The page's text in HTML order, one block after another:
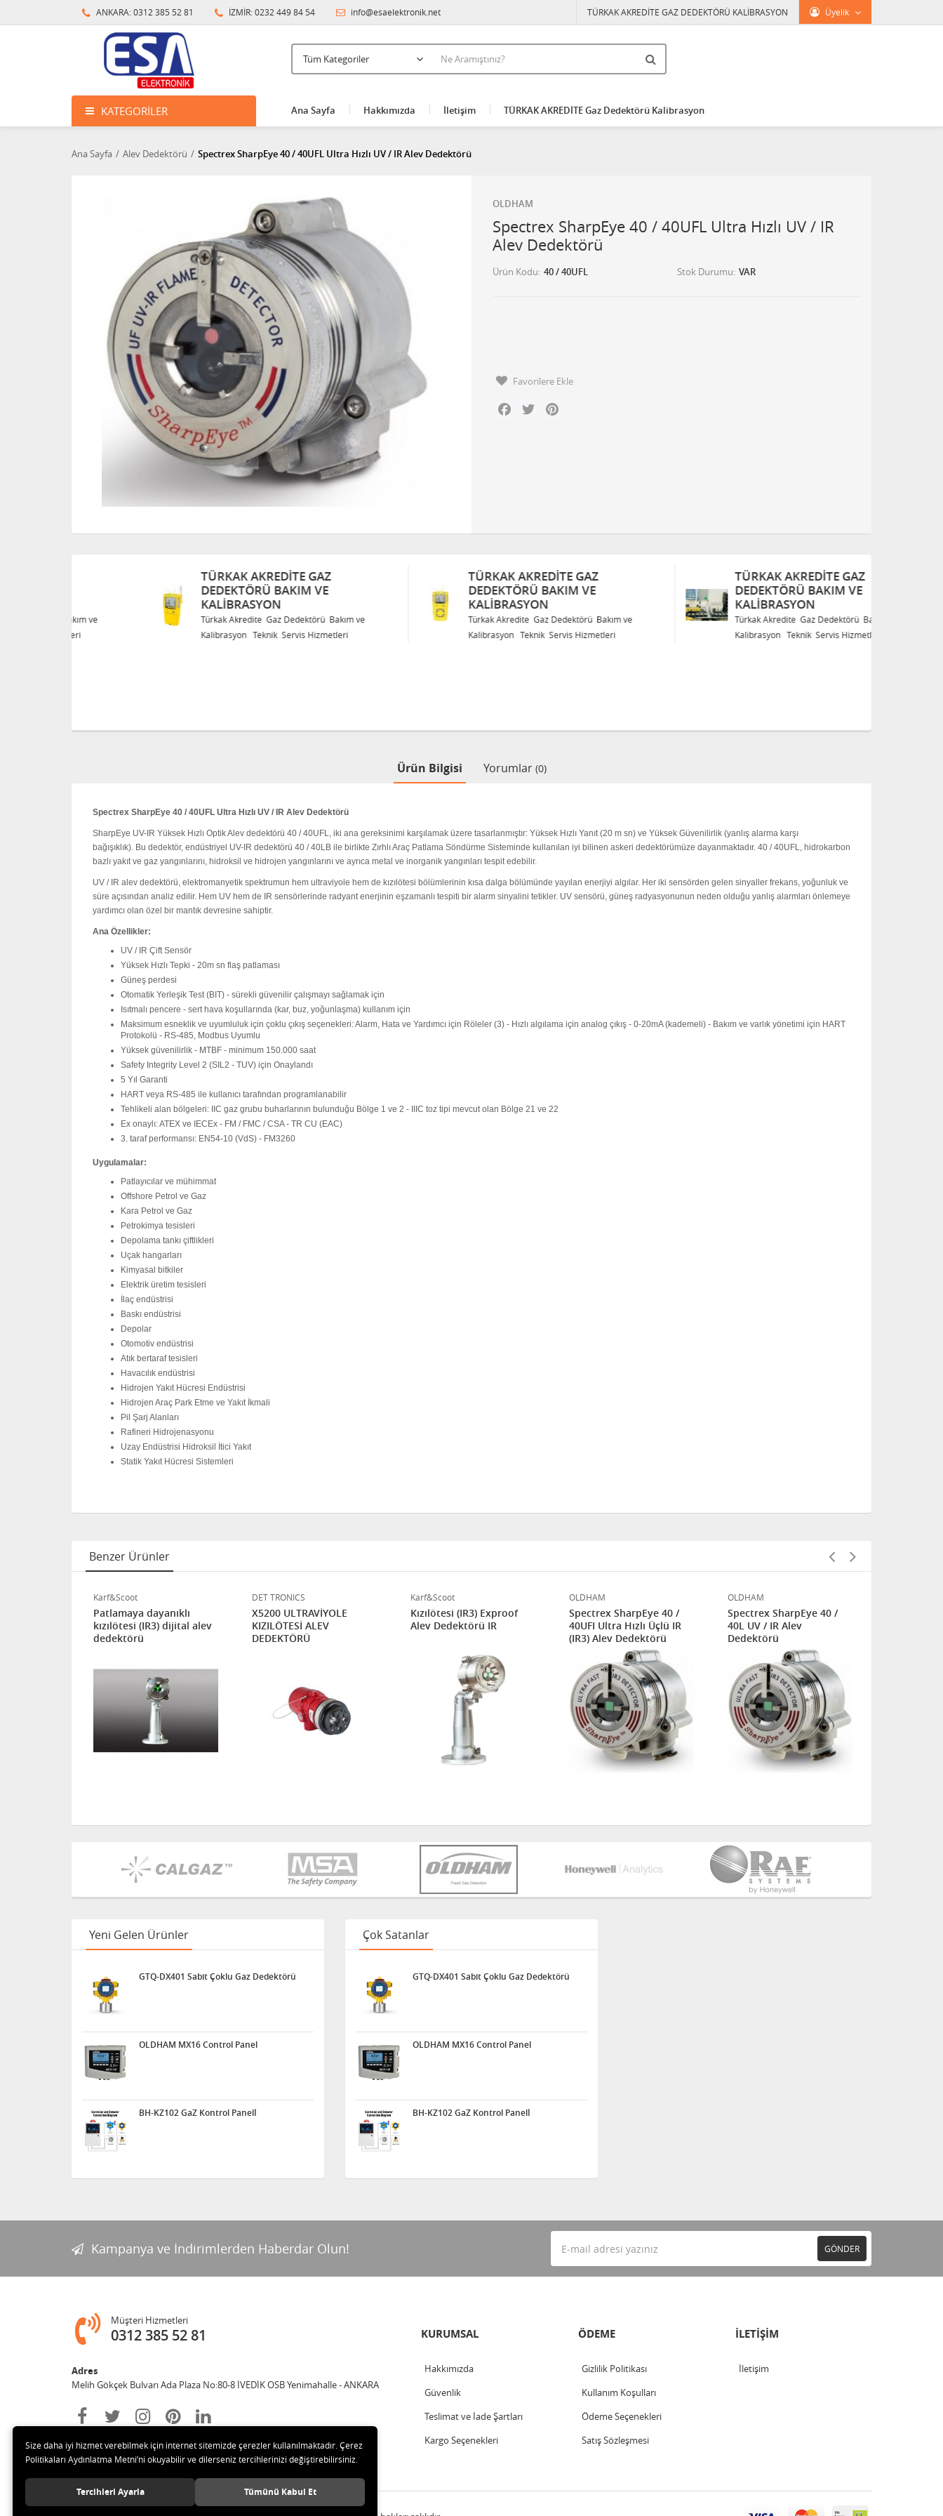
ANKARA: 0312 385 52 81 İZMİR: 0232 449 84 54 info@esaelektronik.net Üyelik
TÜRKAK AKREDİTE GAZ DEDEKTÖRÜ KALİBRASYON
KATEGORILER Ana Sayfa Hakkımızda İletişim TÜRKAK AKREDİTE Gaz Dedektörü Kalibrasyon
Ana Sayfa Alev Dedektörü Spectrex SharpEye 40 / 40UFL Ultra Hızlı UV / IR Alev Dedektörü
OLDHAM
Spectrex SharpEye 40 / 40UFL Ultra Hızlı UV / IR
Alev Dedektörü
Ürün Kodu 40 / 40UFL Stok Durumu VAR
Favorilere Ekle
Facebook
Twitter
TÜRKAK AKREDITE GAZ
DEDEKTÖRÜ BAKIM VE
KALIBRASYON
Türkak Akredite Gaz Dedektörü Bakım ve
Kalibrasyon Teknik Servis Hizmetleri
TÜRKAK AKREDITE GAZ
DEDEKTÖRÜ BAKIM VE
KALIBRASYON
Türkak Akredite Gaz Dedektörü Bakım ve
Kalibrasyon Teknik Servis Hizmetleri
TÜRKAK AKREDITE GAZ
DEDEKTÖRÜ BAKIM VE
KALIBRASYON
Türkak Akredite Gaz Dedektörü Bakım ve
Kalibrasyon Teknik Servis Hizmetleri
Ürün Bilgisi Yorumlar (0)
Spectrex SharpEye 40 / 40UFL Ultra Hızlı UV / IR Alev Dedektörü
SharpEye UV-IR Yüksek Hızlı Optik Alev dedektörü 40 / 40UFL, iki ana gereksinimi karşılamak üzere tasarlanmıştır: Yüksek Hızlı Yanıt (20 m sn) ve Yüksek Güvenilirlik (yanlış alarma karşı
bağışıklık). Bu dedektör, endüstriyel UV-IR dedektörü 40 / 40LB ile birlikte Zırhlı Araç Patlama Söndürme Sisteminde kullanılan iyi bilinen askeri dedektörümüze dayanmaktadır. 40 / 40UFL, hidrokarbon
bazlı yakıt ve gaz yangınlarını, hidroksil ve hidrojen yangınlarını ve ayrıca metal ve inorganik yangınları tespit edebilir.
UV / IR alev dedektörü, elektromanyetik spektrumun hem ultraviyole hem de kızılötesi bölümlerinin kısa dalga bölümünde yayılan enerjiyi algılar. Her iki sensörden gelen sinyaller frekans, yoğunluk ve
süre açısından analiz edilir. Hem UV hem de IR sensörlerinde radyant enerjinin eşzamanlı tespiti bir alarm sinyalini tetikler. UV sensörü, güneş radyasyonunun neden olduğu yanlış alarmları önlemeye
yardımcı olan özel bir mantık devresine sahiptir.
Ana Özellikler:
UV / IR Çift Sensör
Yüksek Hızlı Tepki - 20m sn flaş patlaması
Güneş perdesi
Otomatik Yerleşik Test (BIT) - sürekli güvenilir çalışmayı sağlamak için
Isıtmalı pencere - sert hava koşullarında (kar, buz, yoğunlaşma) kullanım için
Maksimum esneklik ve uyumluluk için çoklu çıkış seçenekleri: Alarm, Hata ve Yardımcı için Röleler (3) - Hızlı algılama için analog çıkış - 0-20mA (kademeli) - Bakım ve varlık yönetimi için HART
Protokolü - RS-485, Modbus Uyumlu
Yüksek güvenilirlik - MTBF - minimum 150.000 saat
Safety Integrity Level 2 (SIL2 - TUV) için Onaylandı
5 Yıl Garanti
HART veya RS-485 ile kullanıcı tarafından programlanabilir
Tehlikeli alan bölgeleri: IIC gaz grubu buharlarının bulunduğu Bölge 1 ve 2 - IIIC toz tipi mevcut olan Bölge 21 ve 22
Ex onaylı: ATEX ve IECEx - FM / FMC / CSA - TR CU (EAC)
3. taraf performansı: EN54-10 (VdS) - FM3260
Uygulamalar:
Patlayıcılar ve mühimmat
Offshore Petrol ve Gaz
Kara Petrol ve Gaz
Petrokimya tesisleri
Depolama tankı çiftlikleri
Uçak hangarları
Kimyasal bitkiler
Elektrik üretim tesisleri
İlaç endüstrisi
Baskı endüstrisi
Depolar
Otomotiv endüstrisi
Atık bertaraf tesisleri
Havacılık endüstrisi
Hidrojen Yakıt Hücresi Endüstrisi
Hidrojen Araç Park Etme ve Yakıt İkmali
Pil Şarj Alanları
Rafineri Hidrojenasyonu
Uzay Endüstrisi Hidroksil İtici Yakıt
Statik Yakıt Hücresi Sistemleri
Benzer Ürünler
Karf&Scoot
Patlamaya dayanıklı
kızılötesi (IR3) dijital alev
dedektörü
DET TRONICS
X5200 ULTRAVİYOLE
KIZILÖTESİ ALEV
DEDEKTÖRÜ
Karf&Scoot
Kızılötesi (IR3) Exproof
Alev Dedektörü IR
OLDHAM
Spectrex SharpEye 40 /
40UFI Ultra Hızlı Üçlü IR
(IR3) Alev Dedektörü
OLDHAM
Spectrex SharpEye 40 /
40L UV / IR Alev
Dedektörü
Yeni Gelen Ürünler
GTQ-DX401 Sabit Çoklu Gaz Dedektörü
OLDHAM MX16 Control Panel
BH-KZ102 GaZ Kontrol Panelİ
Çok Satanlar
GTQ-DX401 Sabit Çoklu Gaz Dedektörü
OLDHAM MX16 Control Panel
BH-KZ102 GaZ Kontrol Panelİ
Kampanya ve İndirimlerden Haberdar Olun! GÖNDER
Müşteri Hizmetleri
0312 385 52 81
Adres
Melih Gökçek Bulvarı Ada Plaza No:80-8 İVEDİK OSB Yenimahalle - ANKARA
KURUMSAL
Hakkımızda
Güvenlik
Teslimat ve İade Şartları
Kargo Seçenekleri
ÖDEME
Gizlilik Politikası
Kullanım Koşulları
Ödeme Seçenekleri
Satış Sözleşmesi
İLETİŞİM
İletişim
Size daha iyi hizmet verebilmek için internet sitemizde çerezler kullanılmaktadır. Çerez
Politikaları Aydınlatma Metni’ni okuyabilir ve dilerseniz tercihlerinizi değiştirebilirsiniz.
Tercihleri Ayarla Tümünü Kabul Et